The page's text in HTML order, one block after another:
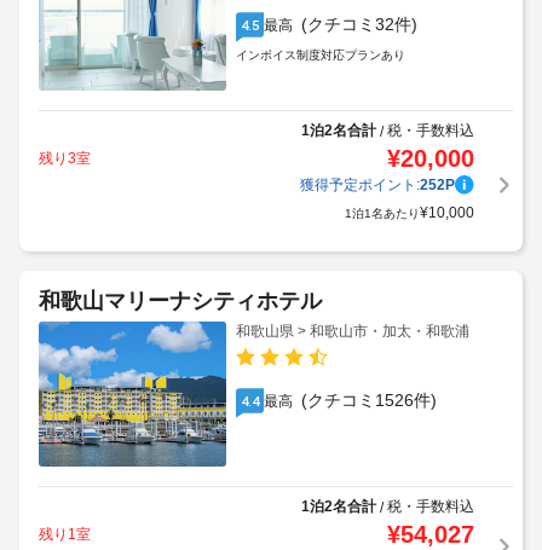
4.5 最高 (クチコミ32件)
インボイス制度対応プランあり
1泊2名合計/税・手数料込
残り3室
¥20,000
獲得予定ポイント:252P
1泊1名あたり¥10,000
和歌山マリーナシティホテル
和歌山県 > 和歌山市・加太・和歌浦
4.4 最高 (クチコミ1526件)
1泊2名合計/税・手数料込
残り1室
¥54,027